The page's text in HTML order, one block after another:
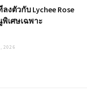
ตัวกับ Lychee Rose
พิเศษเฉพาะ
2026